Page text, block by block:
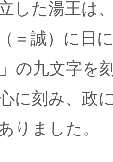
した湯王は
＝誠）に日
の九文字を
に刻み、政
りました。